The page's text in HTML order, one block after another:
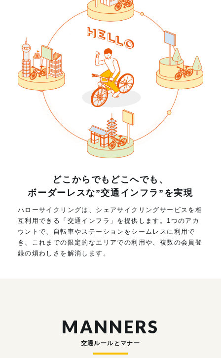
どこからでもどこへでも、
ボーダーレスな”交通インフラ”を実現
ハローサイクリングは、シェアサイクリングサービスを相
互利用できる「交通インフラ」を提供します。1つのアカ
ウントで、自転車やステーションをシームレスに利用で
き、これまでの限定的なエリアでの利用や、複数の会員登
録の煩わしさを解消します。
MANNERS
交通ルールとマナー